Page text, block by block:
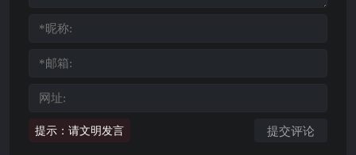
提示：请文明发言